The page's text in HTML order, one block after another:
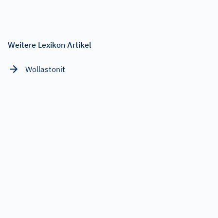
Weitere Lexikon Artikel
Wollastonit